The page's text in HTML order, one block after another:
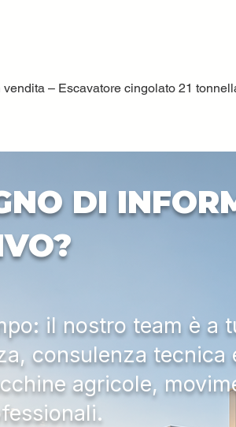
Quick View
– Escavatore cingolato 21
DI
il nostro team è a
consulenza tecnica
agricole,